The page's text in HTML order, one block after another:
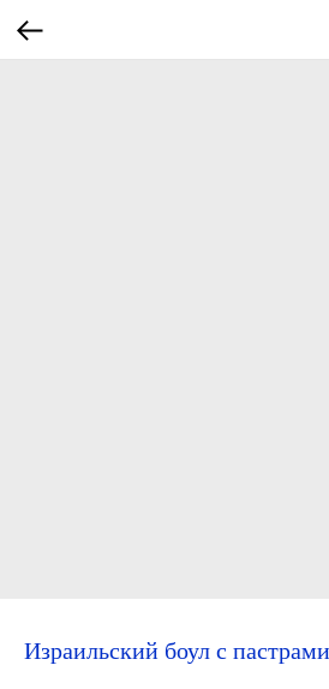
Израильский боул с